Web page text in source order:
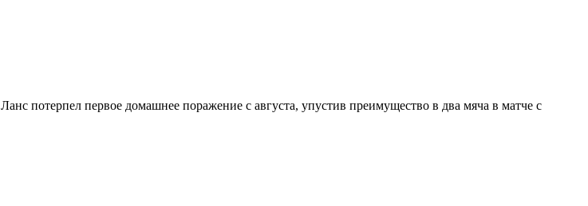
Ланс потерпел первое домашнее поражение с августа, упустив преимущество в два мяча в матче с